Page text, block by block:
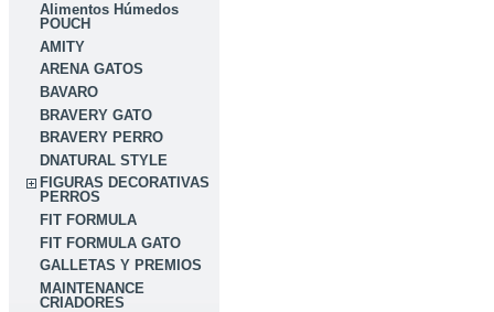
Alimentos Húmedos
POUCH
AMITY
ARENA GATOS
BAVARO
BRAVERY GATO
BRAVERY PERRO
DNATURAL STYLE
FIGURAS DECORATIVAS
PERROS
FIT FORMULA
FIT FORMULA GATO
GALLETAS Y PREMIOS
MAINTENANCE
CRIADORES